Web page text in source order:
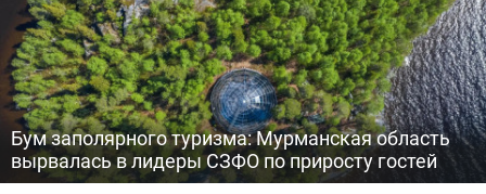
Бум заполярного туризма: Мурманская область
вырвалась в лидеры СЗФО по приросту гостей